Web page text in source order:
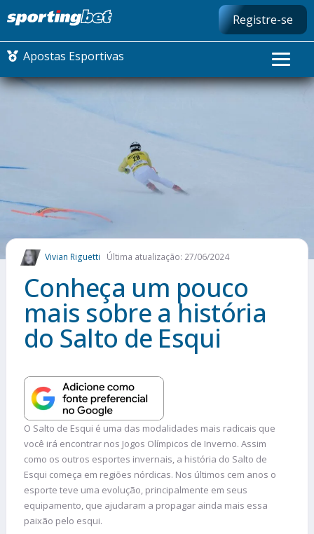
Registre-se
Apostas Esportivas
CONMEBOL LIBERTADORES
FUTEBOL NACIONAL
FUTEBOL INTERNACIONAL
MAIS ESPORTES
Vivian Riguetti Última atualização: 27/06/2024
Conheça um pouco
mais sobre a história
do Salto de Esqui
O Salto de Esqui é uma das modalidades mais radicais que
você irá encontrar nos Jogos Olímpicos de Inverno. Assim
como os outros esportes invernais, a história do Salto de
Esqui começa em regiões nórdicas. Nos últimos cem anos o
esporte teve uma evolução, principalmente em seus
equipamento, que ajudaram a propagar ainda mais essa
paixão pelo esqui.